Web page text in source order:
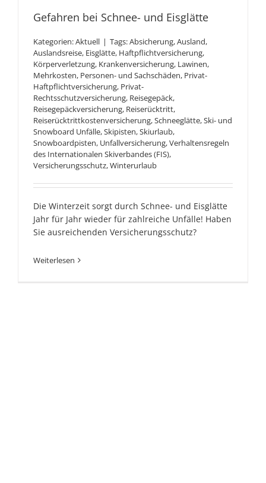
Eisglätte
Gefahren bei Schnee- und Eisglätte
Kategorien:Aktuell | Tags:Absicherung,Ausland,
Auslandsreise, Eisglätte, Haftpflichtversicherung,
Körperverletzung, Krankenversicherung, Lawinen,
Mehrkosten, Personen- und Sachschäden, Privat-
Haftpflichtversicherung, Privat-
Rechtsschutzversicherung, Reisegepäck,
Reisegepäckversicherung, Reiserücktritt,
Reiserücktrittkostenversicherung,Schneeglätte,Ski- und
Snowboard Unfälle,Skipisten,Skiurlaub,
Snowboardpisten, Unfallversicherung,Verhaltensregeln
des Internationalen Skiverbandes (FIS),
Versicherungsschutz,Winterurlaub
Die Winterzeit sorgt durch Schnee- und Eisglätte
Jahr für Jahr wieder für zahlreiche Unfälle! Haben
Sie ausreichenden Versicherungsschutz?
Weiterlesen